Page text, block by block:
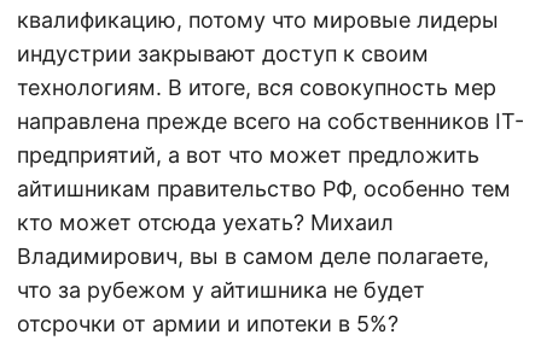
квалификацию, потому что мировые лидеры
индустрии закрывают доступ к своим
технологиям. В итоге, вся совокупность мер
направлена прежде всего на собственников IT-
предприятий, а вот что может предложить
айтишникам правительство РФ, особенно тем
кто может отсюда уехать? Михаил
Владимирович, вы в самом деле полагаете,
что за рубежом у айтишника не будет
отсрочки от армии и ипотеки в 5%?